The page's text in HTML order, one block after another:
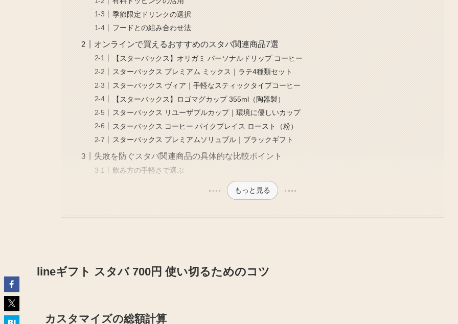
季節限定ドリンクの選択
フードとの組み合わせ法
オンラインで買えるおすすめのスタバ関連商品7選
【スターバックス】オリガミ パーソナルドリップ コーヒー
スターバックス プレミアム ミックス｜ラテ4種類セット
スターバックス ヴィア｜手軽なスティックタイプコーヒー
【スターバックス】ロゴマグカップ 355ml（陶器製）
スターバックス リユーザブルカップ｜環境に優しいカップ
スターバックス コーヒー パイクプレイス ロースト（粉）
スターバックス プレミアムソリュブル｜ブラックギフト
失敗を防ぐスタバ関連商品の具体的な比較ポイント
飲み方の手軽さで選ぶ
もっと見る
lineギフト スタバ 700円 使い切るためのコツ
カスタマイズの総額計算